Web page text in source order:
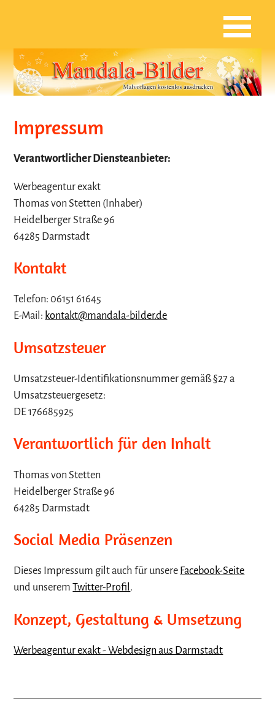
Impressum
Verantwortlicher Diensteanbieter:
Werbeagentur exakt
Thomas von Stetten (Inhaber)
Heidelberger Straße 96
64285 Darmstadt
Kontakt
Telefon: 06151 61645
E-Mail: kontakt@mandala-bilder.de
Umsatzsteuer
Umsatzsteuer-Identifikationsnummer gemäß §27 a
Umsatzsteuergesetz:
DE 176685925
Verantwortlich für den Inhalt
Thomas von Stetten
Heidelberger Straße 96
64285 Darmstadt
Social Media Präsenzen
Dieses Impressum gilt auch für unsere Facebook-Seite
und unseremTwitter-Profil .
Konzept, Gestaltung & Umsetzung
Werbeagentur exakt - Webdesign aus Darmstadt